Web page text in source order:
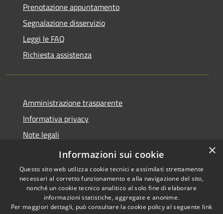
Prenotazione appuntamento
Segnalazione disservizio
Leggi le FAQ
Richiesta assistenza
Amministrazione trasparente
Informativa privacy
Note legali
Dichiarazione di accessibilità
Copyright © 2026 • Comune di
×
Informazioni sui cookie
Questo sito web utilizza cookie tecnici e assimilati strettamente
necessari al corretto funzionamento e alla navigazione del sito,
nonché un cookie tecnico analitico al solo fine di elaborare
informazioni statistiche, aggregate e anonime.
Per maggiori dettagli, può consultare la cookie policy al seguente link